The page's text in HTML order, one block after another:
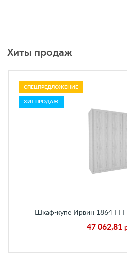
Хиты продаж
СПЕЦПРЕДЛОЖЕНИЕ
ХИТ ПРОДАЖ
Шкаф-купе Ирвин 1864
47 062,81